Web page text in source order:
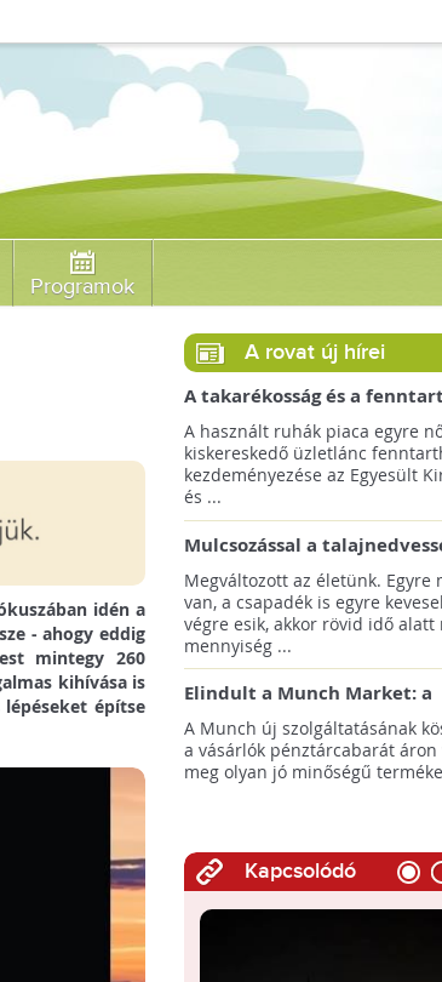
Programok
idén a
- ahogy eddig
mintegy 260
kihívása is
építse
A rovat új hírei
A takarékosság és a
ösztönzésére a Zara 14
országra terjeszti ki
szolgáltatását!
A használt ruhák piaca egyre
kiskereskedő üzletlánc
kezdeményezése az Egyesült
és ...
Mulcsozással a
megtartásáért
Megváltozott az életünk. Egyre
van, a csapadék is egyre
végre esik, akkor rövid idő alatt
mennyiség ...
Elindult a Munch Market: a
pazarláscsökkentő piactér
A Munch új szolgáltatásának
a vásárlók pénztárcabarát áron
meg olyan jó minőségű
Kapcsolódó